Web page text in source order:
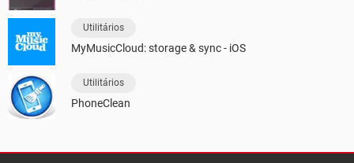
Utilitários
MyMusicCloud: storage & sync - iOS
Utilitários
PhoneClean